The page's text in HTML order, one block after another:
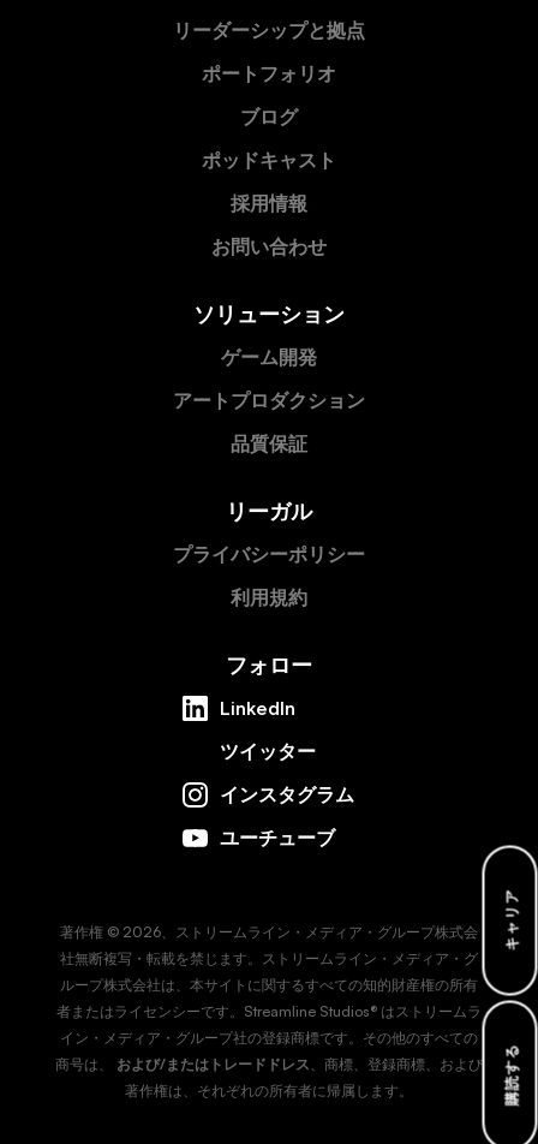
購読する
キャリア
リーダーシップと拠点
ポートフォリオ
ブログ
ポッドキャスト
採用情報
お問い合わせ
ソリューション
ゲーム開発
アートプロダクション
品質保証
リーガル
プライバシーポリシー
利用規約
フォロー
LinkedIn
ツイッター
インスタグラム
ユーチューブ
著作権 © 2026、ストリームライン・メディア・グループ株式会
社無断複写・転載を禁じます。ストリームライン・メディア・グ
ループ株式会社は、本サイトに関するすべての知的財産権の所有
者またはライセンシーです。Streamline Studios® はストリームラ
イン・メディア・グループ社の登録商標です。その他のすべての
商号は、 および/またはトレードドレス 、商標、登録商標、および
著作権は、それぞれの所有者に帰属します。